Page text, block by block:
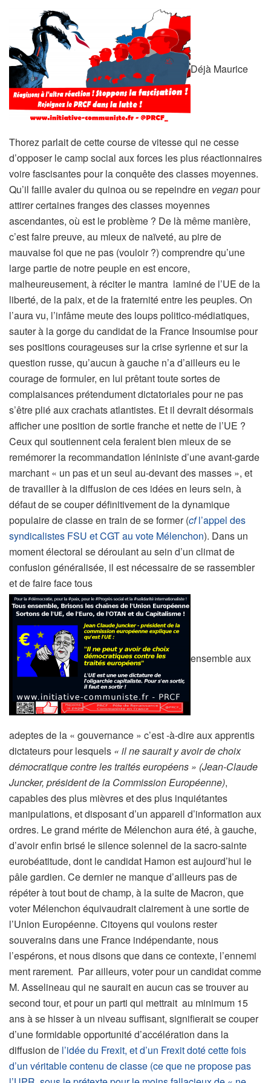
Déjà Maurice
Thorez parlait de cette course de vitesse qui ne cesse
d’opposer le camp social aux forces les plus réactionnaires
voire fascisantes pour la conquête des classes moyennes.
Qu’il faille avaler du quinoa ou se repeindre en veganpour
attirer certaines franges des classes moyennes
ascendantes, où est le problème ? De là même manière,
c’est faire preuve, au mieux de naïveté, au pire de
mauvaise foi que ne pas (vouloir ?) comprendre qu’une
large partie de notre peuple en est encore,
malheureusement, à réciter le mantra laminé de l’UE de la
liberté, de la paix, et de la fraternité entre les peuples. On
l’aura vu, l’infâme meute des loups politico-médiatiques,
sauter à la gorge du candidat de la France Insoumise pour
ses positions courageuses sur la crise syrienne et sur la
question russe, qu’aucun à gauche n’a d’ailleurs eu le
courage de formuler, en lui prêtant toute sortes de
complaisances prétendument dictatoriales pour ne pas
s’être plié aux crachats atlantistes. Et il devrait désormais
afficher une position de sortie franche et nette de l’UE ?
Ceux qui soutiennent cela feraient bien mieux de se
remémorer la recommandation léniniste d’une avant-garde
marchant « un pas et un seul au-devant des masses », et
de travailler à la diffusion de ces idées en leurs sein, à
défaut de se couper définitivement de la dynamique
populaire de classe en train de se former (cfl’appel des
syndicalistes FSU et CGT au vote Mélenchon). Dans un
moment électoral se déroulant au sein d’un climat de
confusion généralisée, il est nécessaire de se rassembler
et de faire face tous
ensemble aux
adeptes de la « gouvernance » c’est -à-dire aux apprentis
dictateurs pour lesquels « il ne saurait y avoir de choix
démocratique contre les traités européens » (Jean-Claude
Juncker, président de la Commission Européenne),
capables des plus mièvres et des plus inquiétantes
manipulations, et disposant d’un appareil d’information aux
ordres. Le grand mérite de Mélenchon aura été, à gauche,
d’avoir enfin brisé le silence solennel de la sacro-sainte
eurobéatitude, dont le candidat Hamon est aujourd’hui le
pâle gardien. Ce dernier ne manque d’ailleurs pas de
répéter à tout bout de champ, à la suite de Macron, que
voter Mélenchon équivaudrait clairement à une sortie de
l’Union Européenne. Citoyens qui voulons rester
souverains dans une France indépendante, nous
l’espérons, et nous disons que dans ce contexte, l’ennemi
ment rarement. Par ailleurs, voter pour un candidat comme
M. Asselineau qui ne saurait en aucun cas se trouver au
second tour, et pour un parti qui mettrait au minimum 15
ans à se hisser à un niveau suffisant, signifierait se couper
d’une formidable opportunité d’accélération dans la
diffusion de l’idée du Frexit, et d’un Frexit doté cette fois
d’un véritable contenu de classe (ce que ne propose pas